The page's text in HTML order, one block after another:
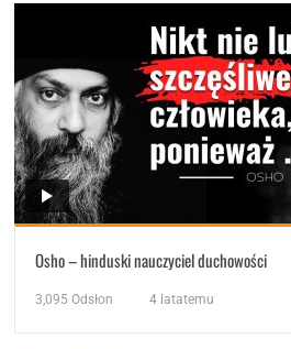
Osho – hinduski nauczyciel duchowości
3,095 Odsłon 4 latatemu